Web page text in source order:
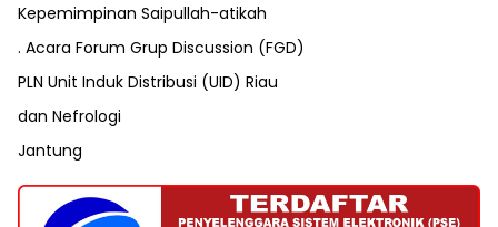
Kepemimpinan Saipullah-atikah
. Acara Forum Grup Discussion (FGD)
PLN Unit Induk Distribusi (UID) Riau
dan Nefrologi
Jantung